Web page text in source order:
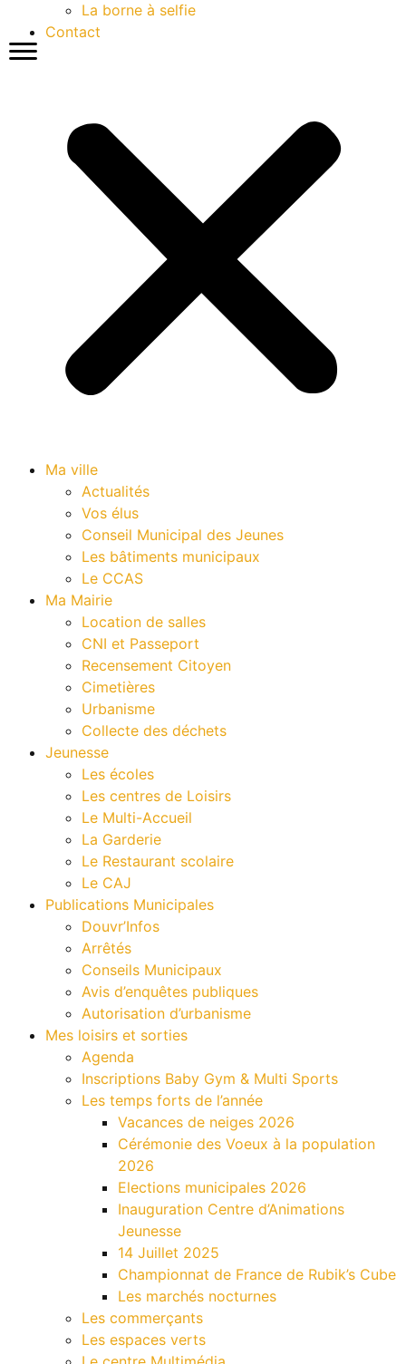
La borne à selfie
Contact
Ma ville
Actualités
Vos élus
Conseil Municipal des Jeunes
Les bâtiments municipaux
Le CCAS
Ma Mairie
Location de salles
CNI et Passeport
Recensement Citoyen
Cimetières
Urbanisme
Collecte des déchets
Jeunesse
Les écoles
Les centres de Loisirs
Le Multi-Accueil
La Garderie
Le Restaurant scolaire
Le CAJ
Publications Municipales
Douvr’Infos
Arrêtés
Conseils Municipaux
Avis d’enquêtes publiques
Autorisation d’urbanisme
Mes loisirs et sorties
Agenda
Inscriptions Baby Gym & Multi Sports
Les temps forts de l’année
Vacances de neiges 2026
Cérémonie des Voeux à la population
2026
Elections municipales 2026
Inauguration Centre d’Animations
Jeunesse
14 Juillet 2025
Championnat de France de Rubik’s Cube
Les marchés nocturnes
Les commerçants
Les espaces verts